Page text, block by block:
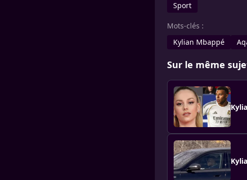
Sport
Mots-clés :
Kylian Mbappé
Sur le même